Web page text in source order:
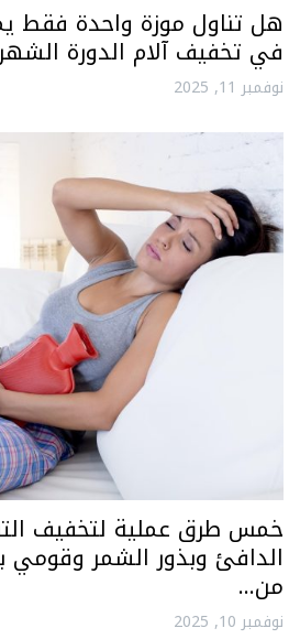
هل تناول موزة واحدة فقط
في تخفيف آلام الدورة
نوفمبر 11, 2025
خمس طرق عملية لتخفيف
الدافئ وبذور الشمر وقومي
من…
نوفمبر 10, 2025